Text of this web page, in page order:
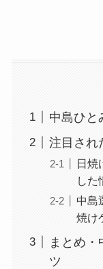
中島ひと
注目され
日焼
した
中島
焼け
まとめ
ツ